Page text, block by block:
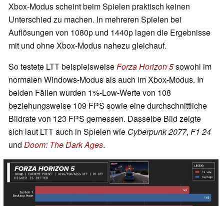
Xbox-Modus scheint beim Spielen praktisch keinen
Unterschied zu machen. In mehreren Spielen bei
Auflösungen von 1080p und 1440p lagen die Ergebnisse
mit und ohne Xbox-Modus nahezu gleichauf.
So testete LTT beispielsweiseForza Horizon 5sowohl im
normalen Windows-Modus als auch im Xbox-Modus. In
beiden Fällen wurden 1%-Low-Werte von 108
beziehungsweise 109 FPS sowie eine durchschnittliche
Bildrate von 123 FPS gemessen. Dasselbe Bild zeigte
sich laut LTT auch in Spielen wie Cyberpunk 2077, F1 24
und Doom: The Dark Ages.